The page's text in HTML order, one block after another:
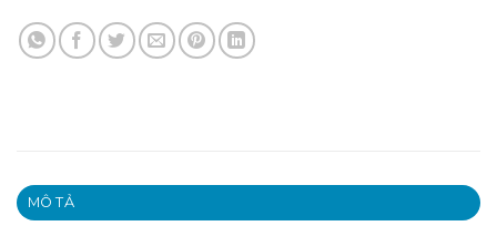
MÔ TẢ